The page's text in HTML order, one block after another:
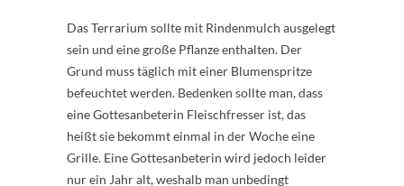
Das Terrarium sollte mit Rindenmulch ausgelegt
sein und eine große Pflanze enthalten. Der
Grund muss täglich mit einer Blumenspritze
befeuchtet werden. Bedenken sollte man, dass
eine Gottesanbeterin Fleischfresser ist, das
heißt sie bekommt einmal in der Woche eine
Grille. Eine Gottesanbeterin wird jedoch leider
nur ein Jahr alt, weshalb man unbedingt